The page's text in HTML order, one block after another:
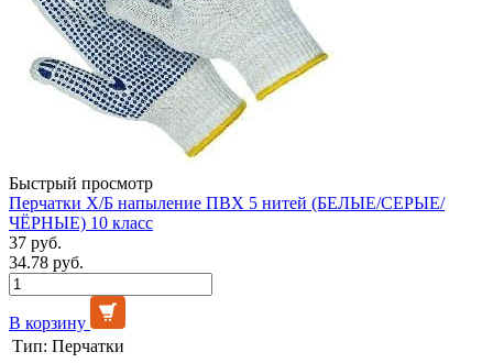
Быстрый просмотр
Перчатки Х/Б напыление ПВХ 5 нитей (БЕЛЫЕ/СЕРЫЕ/
ЧЁРНЫЕ) 10 класс
37 руб.
34.78 руб.
В корзину
Тип: Перчатки